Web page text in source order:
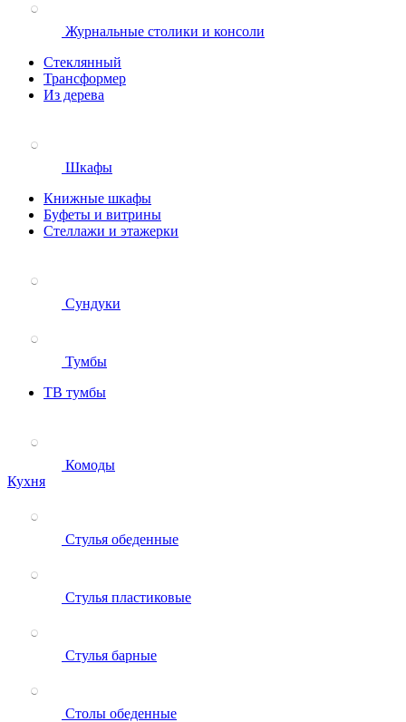
Журнальные столики и консоли
Стеклянный
Трансформер
Из дерева
Шкафы
Книжные шкафы
Буфеты и витрины
Стеллажи и этажерки
Сундуки
Тумбы
ТВ тумбы
Комоды
Кухня
Стулья обеденные
Стулья пластиковые
Стулья барные
Столы обеденные